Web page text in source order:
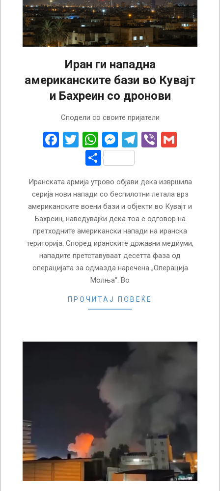
Иран ги нападна
американските бази во Кувајт
и Бахреин со дронови
Сподели со своите пријатели
Facebook
Twitter
WhatsApp
Messenger
Telegram
Viber
Share
Иранската армија утрово објави дека извршила
серија нови напади со беспилотни летала врз
американските воени бази и објекти во Кувајт и
Бахреин, наведувајќи дека тоа е одговор на
претходните американски напади на иранска
територија. Според иранските државни медиуми,
нападите претставуваат десетта фаза од
операцијата за одмазда наречена „Операција
Молња“. Во
ПРОЧИТАЈ ПОВЕЌЕ